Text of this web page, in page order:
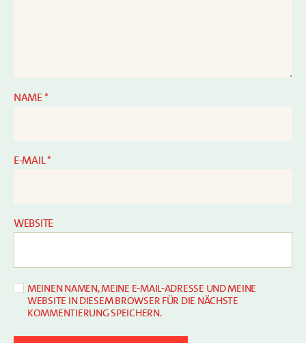
NAME*
E-MAIL*
WEBSITE
MEINEN NAMEN, MEINE E-MAIL-ADRESSE UND MEINE
WEBSITE IN DIESEM BROWSER FÜR DIE NÄCHSTE
KOMMENTIERUNG SPEICHERN.